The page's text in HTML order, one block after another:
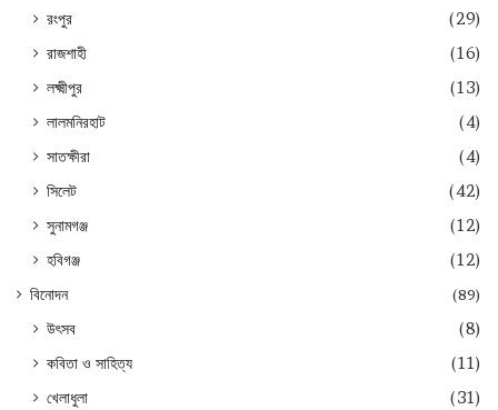
রংপুর
(29)
রাজশাহী
(16)
লক্ষ্মীপুর
(13)
লালমনিরহাট
(4)
সাতক্ষীরা
(4)
সিলেট
(42)
সুনামগঞ্জ
(12)
হবিগঞ্জ
(12)
বিনোদন (89)
উৎসব
(8)
কবিতা ও সাহিত্য
(11)
খেলাধুলা
(31)